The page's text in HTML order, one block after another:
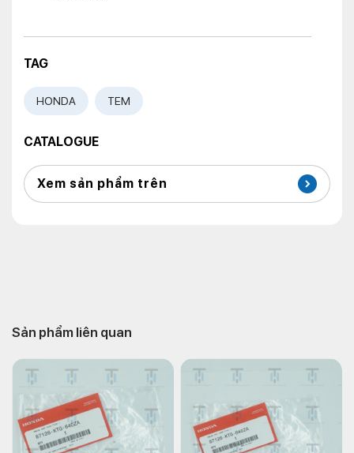
TAG
HONDA TEM
CATALOGUE
Xem sản phẩm trên
Sản phẩm liên quan